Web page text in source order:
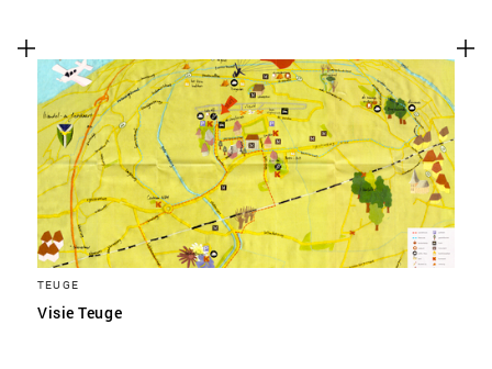
TEUGE
Visie Teuge